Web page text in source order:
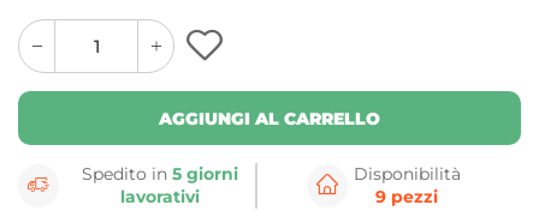
quantity
button
quantity
minus
button
AGGIUNGI AL CARRELLO
Spedito in5 giorni
lavorativi
Disponibilità
9 pezzi